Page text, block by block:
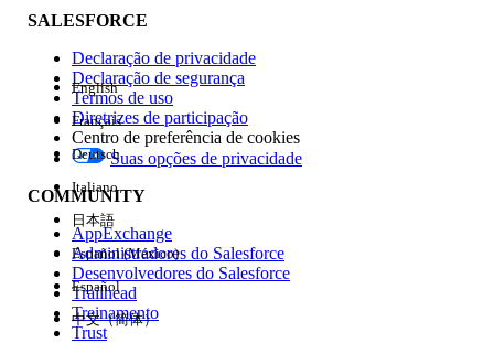
Impacto do recurso
Edição
Experiência
SALESFORCE
Declaração de privacidade
Declaração de segurança
Termos de uso
Diretrizes de participação
Centro de preferência de cookies
Suas opções de privacidade
COMMUNITY
AppExchange
Administradores do Salesforce
Desenvolvedores do Salesforce
Trailhead
Treinamento
Trust
English
Français
Deutsch
Italiano
日本語
Español (México)
Español
中文（简体）